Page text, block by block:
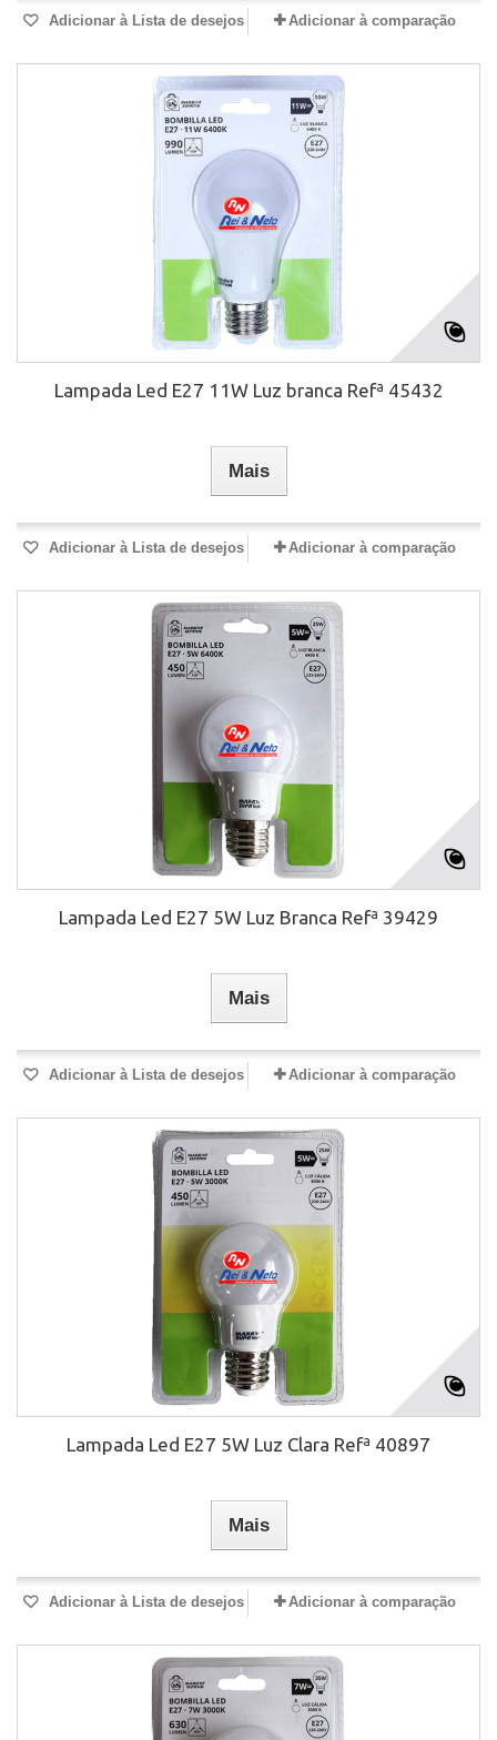
Adicionar à Lista de desejos Adicionar à comparação
Lampada Led E27 11W Luz branca Refª 45432
Mais
Adicionar à Lista de desejos Adicionar à comparação
Lampada Led E27 5W Luz Branca Refª 39429
Mais
Adicionar à Lista de desejos Adicionar à comparação
Lampada Led E27 5W Luz Clara Refª 40897
Mais
Adicionar à Lista de desejos Adicionar à comparação